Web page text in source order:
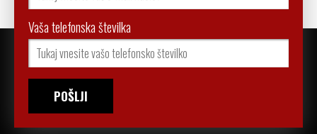
Vaša telefonska številka
POŠLJI